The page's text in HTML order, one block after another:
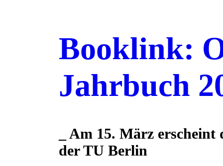
Booklink:
Jahrbuch
_ Am 15. März
der TU Berlin